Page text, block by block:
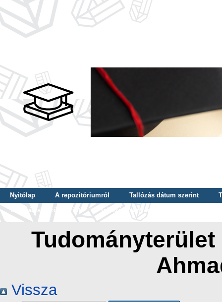
Nyitólap A repozitóriumról Tallózás dátum szerint
Tallózás szerző szerint
Tallózás nyelv szerint
Vissza